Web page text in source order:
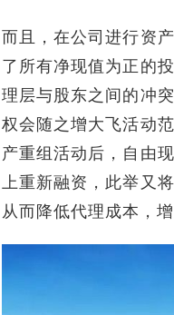
而且，在公司进行资
了所有净现值为正的
理层与股东之间的冲
权会随之增大飞活动
产重组活动后，自由
上重新融资，此举又
从而降低代理成本，